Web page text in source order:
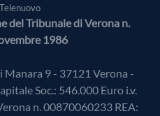
del Tribunale di Verona n.
1986
Manara 9 - 37121 Verona -
Soc.: 546.000 Euro i.v.
n. 00870060233 REA: